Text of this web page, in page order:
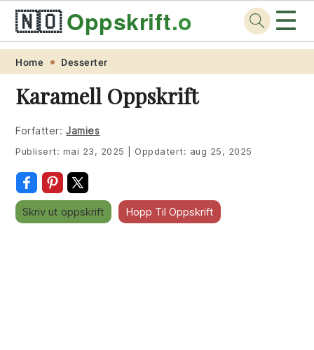
Skip
primary
navigation
Skip
main
content
Skip
primary
sidebar
Skip
footer
🇳🇴Oppskrift.org ☰
Home Desserter
Karamell Oppskrift
Forfatter: Jamies
Publisert: mai 23, 2025 Oppdatert: aug 25, 2025
Skriv ut oppskrift Hopp Til Oppskrift